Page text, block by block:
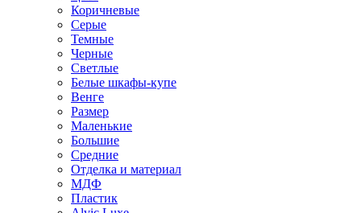
Коричневые
Серые
Темные
Черные
Светлые
Белые шкафы-купе
Венге
Размер
Маленькие
Большие
Средние
Отделка и материал
МДФ
Пластик